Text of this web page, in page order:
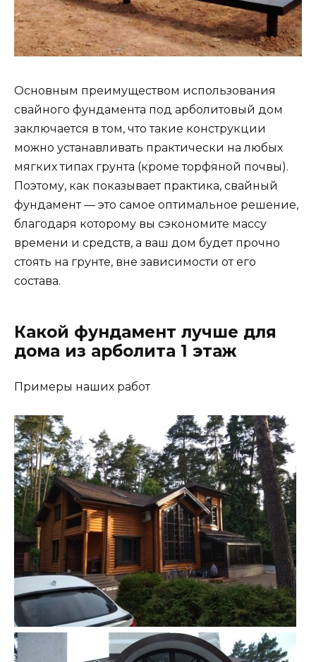
Основным преимуществом использования
свайного фундамента под арболитовый дом
заключается в том, что такие конструкции
можно устанавливать практически на любых
мягких типах грунта (кроме торфяной почвы).
Поэтому, как показывает практика, свайный
фундамент — это самое оптимальное решение,
благодаря которому вы сэкономите массу
времени и средств, а ваш дом будет прочно
стоять на грунте, вне зависимости от его
состава.
Какой фундамент лучше для
дома из арболита 1 этаж
Примеры наших работ